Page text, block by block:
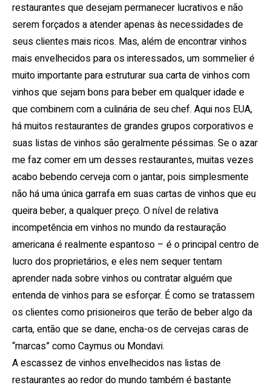
restaurantes que desejam permanecer lucrativos e não
serem forçados a atender apenas às necessidades de
seus clientes mais ricos. Mas, além de encontrar vinhos
mais envelhecidos para os interessados, um sommelier é
muito importante para estruturar sua carta de vinhos com
vinhos que sejam bons para beber em qualquer idade e
que combinem com a culinária de seu chef. Aqui nos EUA,
há muitos restaurantes de grandes grupos corporativos e
suas listas de vinhos são geralmente péssimas. Se o azar
me faz comer em um desses restaurantes, muitas vezes
acabo bebendo cerveja com o jantar, pois simplesmente
não há uma única garrafa em suas cartas de vinhos que eu
queira beber, a qualquer preço. O nível de relativa
incompetência em vinhos no mundo da restauração
americana é realmente espantoso – é o principal centro de
lucro dos proprietários, e eles nem sequer tentam
aprender nada sobre vinhos ou contratar alguém que
entenda de vinhos para se esforçar. É como se tratassem
os clientes como prisioneiros que terão de beber algo da
carta, então que se dane, encha-os de cervejas caras de
“marcas” como Caymus ou Mondavi.
A escassez de vinhos envelhecidos nas listas de
restaurantes ao redor do mundo também é bastante